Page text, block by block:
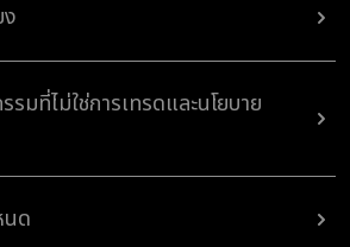
รมที่ไม่ใช่การเทรดและนโยบาย
นด